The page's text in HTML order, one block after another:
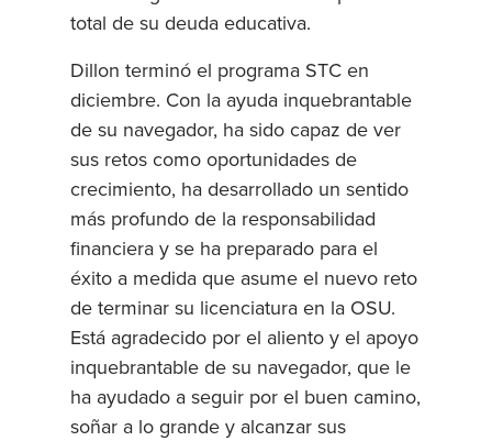
total de su deuda educativa.
Dillon terminó el programa STC en
diciembre. Con la ayuda inquebrantable
de su navegador, ha sido capaz de ver
sus retos como oportunidades de
crecimiento, ha desarrollado un sentido
más profundo de la responsabilidad
financiera y se ha preparado para el
éxito a medida que asume el nuevo reto
de terminar su licenciatura en la OSU.
Está agradecido por el aliento y el apoyo
inquebrantable de su navegador, que le
ha ayudado a seguir por el buen camino,
soñar a lo grande y alcanzar sus